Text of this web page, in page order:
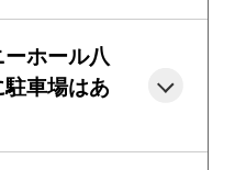
ホール八
車場はあ